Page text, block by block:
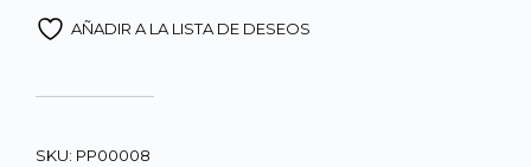
AÑADIR A LA LISTA DE DESEOS
SKU: PP00008